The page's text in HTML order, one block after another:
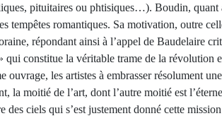
pituitaires ou phtisiques…). Boudin, quant
tempêtes romantiques. Sa motivation, outre
répondant ainsi à l’appel de Baudelaire
qui constitue la véritable trame de la révolution
ouvrage, les artistes à embrasser résolument
la moitié de l’art, dont l’autre moitié est
des ciels qui s’est justement donné cette